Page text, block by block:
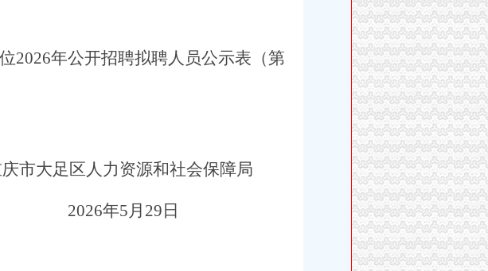
重庆公司减资
2026年公开招聘拟聘人员公示表（第
市大足区人力资源和社会保障局
6年5月 29 日